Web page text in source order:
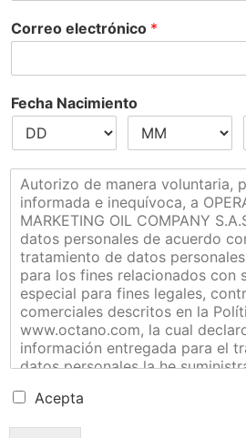
Correo electrónico *
Fecha Nacimiento
Acepta